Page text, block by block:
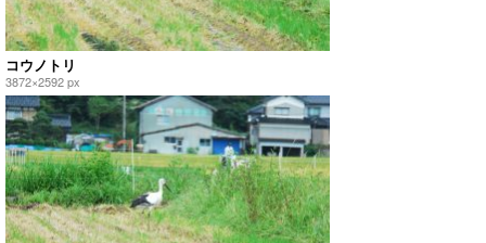
コウノトリ
3872×2592 px